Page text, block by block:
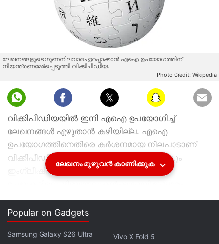
ലേഖനങ്ങളുടെ ഗുണനിലവാരം ഉറപ്പാക്കാൻ എഐ ഉപയോഗത്തിന്
നിയന്ത്രണമേർപ്പെടുത്തി വിക്കിപീഡിയ.
Photo Credit: Wikipedia
വിക്കിപീഡിയയിൽ ഇനി എഐ ഉപയോഗിച്ച്
ലേഖനങ്ങൾ എഴുതാൻ കഴിയില്ല. എഐ
ഉപയോഗത്തിനെതിരെ കർശനമായ നിലപാടാണ്
വിക്കിപീഡിയ സ്വീകരിച്ചിരിക്കുന്നത്. എങ്കിലും
ഇംഗ്ലീഷിലേക്കുള്ള വിവർത്തനങ്ങൾക്കും
ടൂളുകൾ ഉപയോഗിക്കാൻ എഡിറ്റർമാർക്ക്
അനുവാദമുണ്ട്. എഐ ചാറ്റ്‌ബോട്ടുകൾ നൽകുന്ന
വിവരങ്ങൾ ഉപയോഗിക്കുമ്പോൾ ജാഗ്രത
വേണമെന്നും വിക്കിപീഡിയ മുന്നറിയിപ്പ് നൽകുന്നു.
ലേഖനം മുഴുവൻ കാണിക്കുക
Popular on Gadgets
Samsung Galaxy S26 Ultra
Vivo X Fold 5